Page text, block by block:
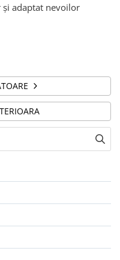
adaptat nevoilor